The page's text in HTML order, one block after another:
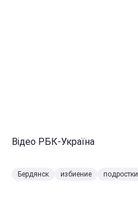
Відео РБК-Україна
Бердянск избиение подростки